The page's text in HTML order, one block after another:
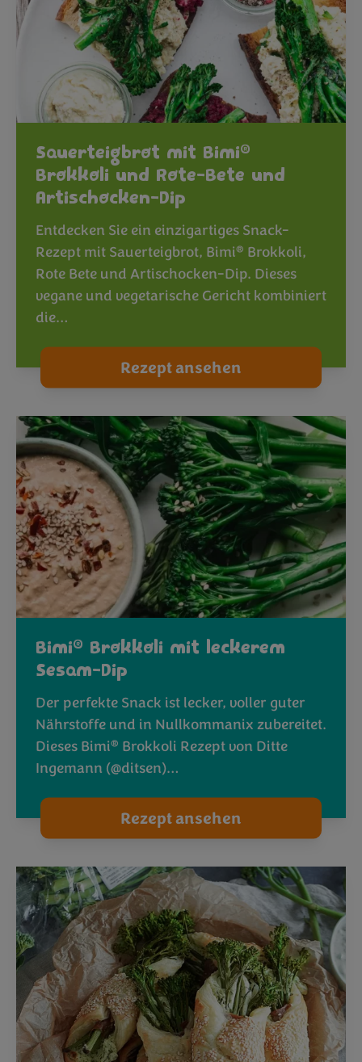
Sauerteigbrot mit Bimi®
Brokkoli und Rote-Bete und
Artischocken-Dip
Entdecken Sie ein einzigartiges Snack-
Rezept mit Sauerteigbrot, Bimi® Brokkoli,
Rote Bete und Artischocken-Dip. Dieses
vegane und vegetarische Gericht kombiniert
die…
Rezept ansehen
Bimi® Brokkoli mit leckerem
Sesam-Dip
Der perfekte Snack ist lecker, voller guter
Nährstoffe und in Nullkommanix zubereitet.
Dieses Bimi® Brokkoli Rezept von Ditte
Ingemann (@ditsen)…
Rezept ansehen